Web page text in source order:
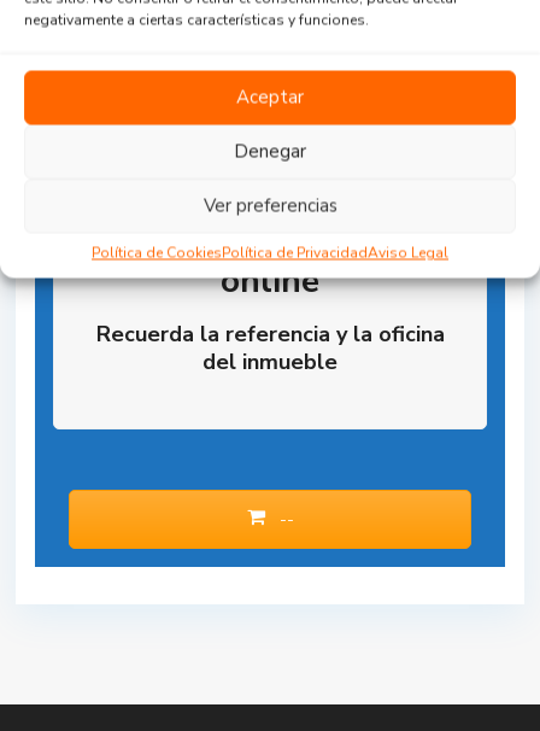
negativamente a ciertas características y funciones.
Aceptar
Denegar
Ver preferencias
Política de CookiesPolítica de PrivacidadAviso Legal
Reserva la Propiedad
online
Recuerda la referencia y la oficina
del inmueble
--